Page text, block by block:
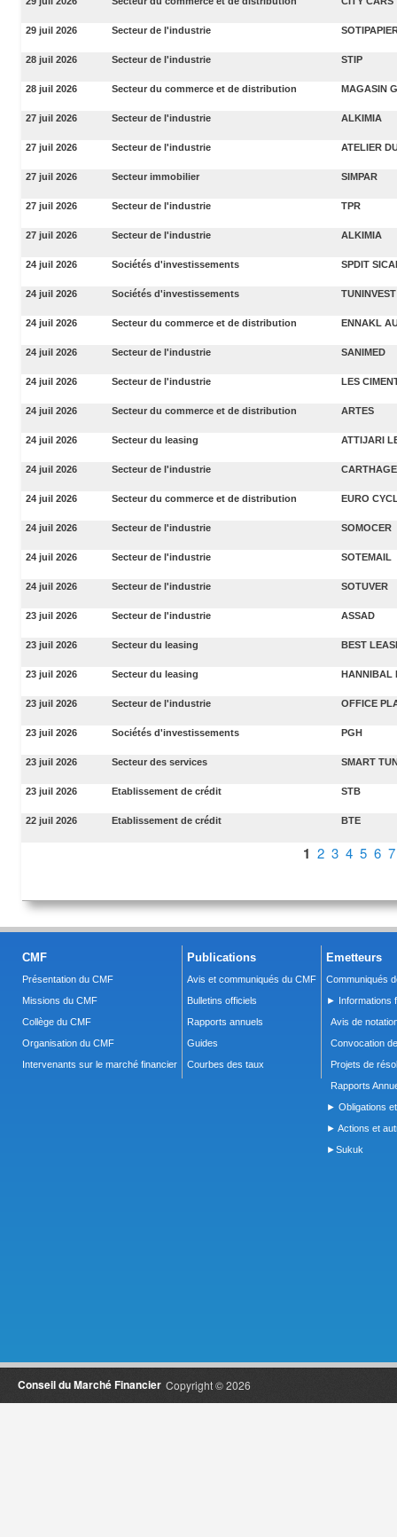
29 juil 2026 Secteur de l'industrie
28 juil 2026 Secteur de l'industrie STIP
28 juil 2026 Secteur du commerce et de distribution MAGASIN
27 juil 2026 Secteur de l'industrie ALKIMIA
27 juil 2026 Secteur de l'industrie ATELIER
27 juil 2026 Secteur immobilier SIMPAR
27 juil 2026 Secteur de l'industrie TPR
27 juil 2026 Secteur de l'industrie ALKIMIA
24 juil 2026 Sociétés d'investissements SPDIT
24 juil 2026 Sociétés d'investissements TUNINVEST
24 juil 2026 Secteur du commerce et de distribution ENNAKL
24 juil 2026 Secteur de l'industrie SANIMED
24 juil 2026 Secteur de l'industrie LES
24 juil 2026 Secteur du commerce et de distribution ARTES
24 juil 2026 Secteur du leasing ATTIJARI
24 juil 2026 Secteur de l'industrie
24 juil 2026 Secteur du commerce et de distribution EURO
24 juil 2026 Secteur de l'industrie SOMOCER
24 juil 2026 Secteur de l'industrie SOTEMAIL
24 juil 2026 Secteur de l'industrie SOTUVER
23 juil 2026 Secteur de l'industrie ASSAD
23 juil 2026 Secteur du leasing BEST
23 juil 2026 Secteur du leasing HANNIBAL
23 juil 2026 Secteur de l'industrie OFFICE
23 juil 2026 Sociétés d'investissements PGH
23 juil 2026 Secteur des services SMART
23 juil 2026 Etablissement de crédit STB
22 juil 2026 Etablissement de crédit BTE
1 2 3 4 5 6 7
CMF
Présentation du CMF
Missions du CMF
Collège du CMF
Organisation du CMF
Intervenants sur le marché financier
Publications
Avis et communiqués du CMF
Bulletins officiels
Rapports annuels
Guides
Courbes des taux
Emetteurs
Communiqués
► Informations
Avis de
Convocation
Projets de
Rapports
► Obligations
► Actions et
►Sukuk
Copyright © 2026
Conseil du Marché Financier